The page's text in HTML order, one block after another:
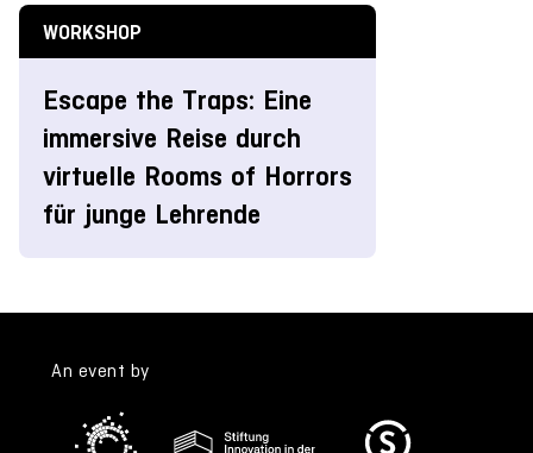
WORKSHOP
Escape the Traps: Eine
immersive Reise durch
virtuelle Rooms of Horrors
für junge Lehrende
An event by